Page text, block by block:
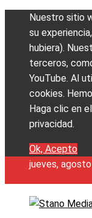
Nuestro sitio
su
hubiera).
terceros,
YouTube. Al
cookies.
Haga clic en
privacidad.
Ok, Acepto
jueves,